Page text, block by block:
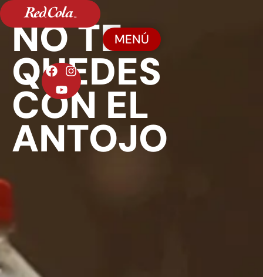
NO TE
QUEDES
CON EL
ANTOJO
MENÚ